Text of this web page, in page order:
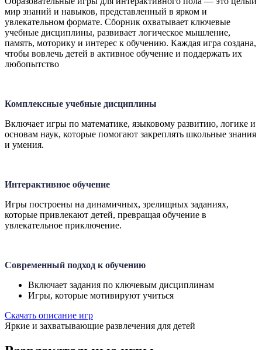
мир знаний и навыков, представленный в ярком и
увлекательном формате. Сборник охватывает ключевые
учебные дисциплины, развивает логическое мышление,
память, моторику и интерес к обучению. Каждая игра создана,
чтобы вовлечь детей в активное обучение и поддержать их
любопытство
Комплексные учебные дисциплины
Включает игры по математике, языковому развитию, логике и
основам наук, которые помогают закреплять школьные знания
и умения.
Интерактивное обучение
Игры построены на динамичных, зрелищных заданиях,
которые привлекают детей, превращая обучение в
увлекательное приключение.
Современный подход к обучению
Включает задания по ключевым дисциплинам
Игры, которые мотивируют учиться
Скачать описание игр
Яркие и захватывающие развлечения для детей